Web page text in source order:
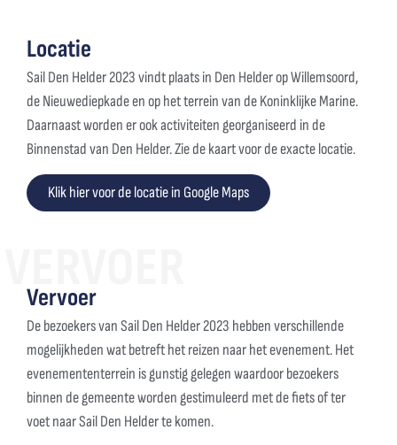
Locatie
Sail Den Helder 2023 vindt plaats in Den Helder op Willemsoord,
de Nieuwediepkade en op het terrein van de Koninklijke Marine.
Daarnaast worden er ook activiteiten georganiseerd in de
Binnenstad van Den Helder. Zie de kaart voor de exacte locatie.
Klik hier voor de locatie in Google Maps
Vervoer
De bezoekers van Sail Den Helder 2023 hebben verschillende
mogelijkheden wat betreft het reizen naar het evenement. Het
evenemententerrein is gunstig gelegen waardoor bezoekers
binnen de gemeente worden gestimuleerd met de fiets of ter
voet naar Sail Den Helder te komen.